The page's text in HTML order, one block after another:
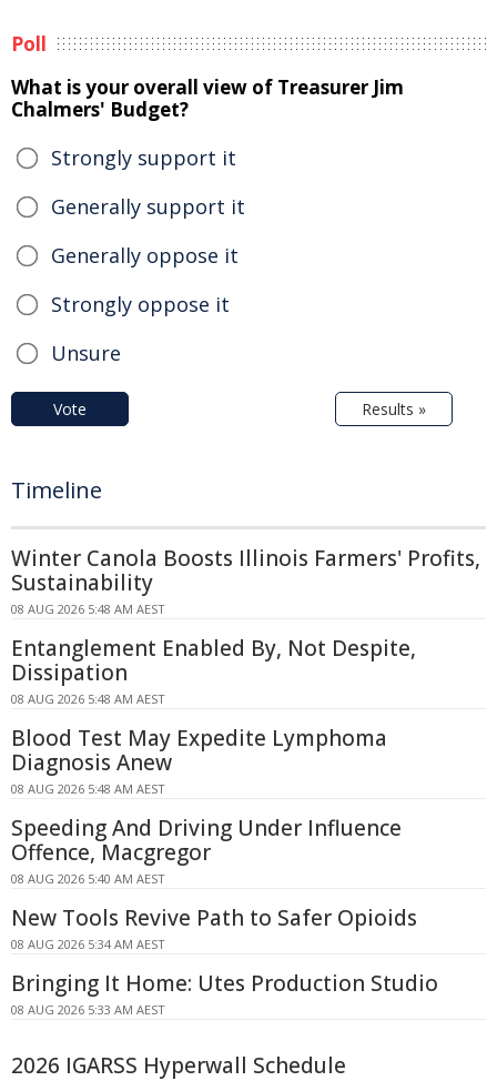
Poll
What is your overall view of Treasurer Jim
Chalmers' Budget?
Strongly support it
Generally support it
Generally oppose it
Strongly oppose it
Unsure
Vote Results »
Timeline
Winter Canola Boosts Illinois Farmers' Profits,
Sustainability
08 AUG 2026 5:48 AM AEST
Entanglement Enabled By, Not Despite,
Dissipation
08 AUG 2026 5:48 AM AEST
Blood Test May Expedite Lymphoma
Diagnosis Anew
08 AUG 2026 5:48 AM AEST
Speeding And Driving Under Influence
Offence, Macgregor
08 AUG 2026 5:40 AM AEST
New Tools Revive Path to Safer Opioids
08 AUG 2026 5:34 AM AEST
Bringing It Home: Utes Production Studio
08 AUG 2026 5:33 AM AEST
2026 IGARSS Hyperwall Schedule